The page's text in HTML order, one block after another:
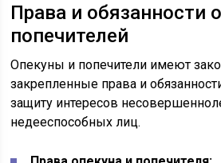
Права и обязанности
попечителей
Опекуны и попечители имеют
закрепленные права и
защиту интересов
недееспособных лиц.